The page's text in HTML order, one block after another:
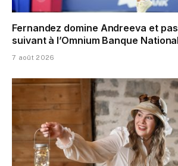
Fernandez domine Andreeva et
suivant à l’Omnium Banque
7 août 2026